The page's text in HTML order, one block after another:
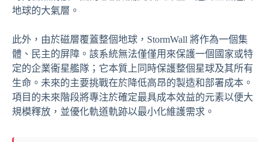
地球的大氣層。
此外，由於磁層覆蓋整個地球，StormWall 將作為一個集
體、民主的屏障。該系統無法僅僅用來保護一個國家或特
定的企業衞星艦隊；它本質上同時保護整個星球及其所有
生命。未來的主要挑戰在於降低高昂的製造和部署成本。
項目的未來階段將專注於確定最具成本效益的元素以便大
規模釋放，並優化軌道軌跡以最小化維護需求。